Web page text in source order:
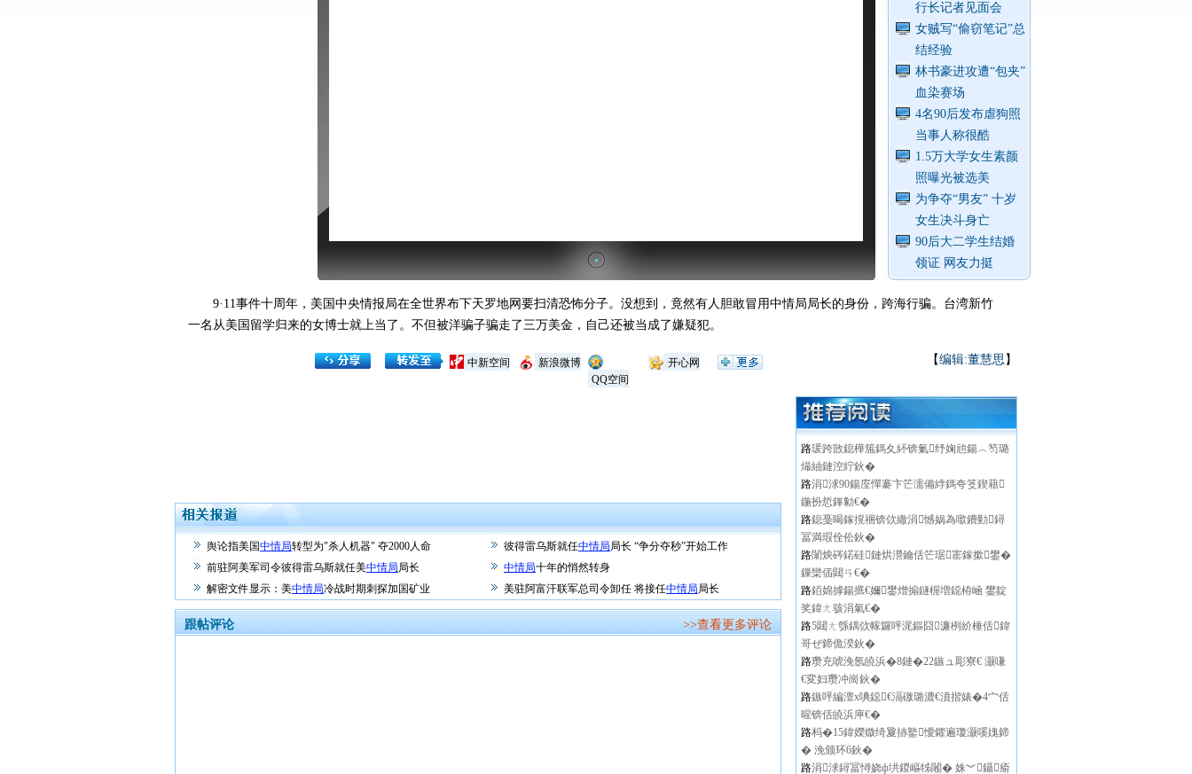
行长记者见面会
女贼写“偷窃笔记”总
结经验
林书豪进攻遭“包夹”
血染赛场
4名90后发布虐狗照
当事人称很酷
1.5万大学女生素颜
照曝光被选美
为争夺“男友” 十岁
女生决斗身亡
90后大二学生结婚
领证 网友力挺
9·11事件十周年，美国中央情报局在全世界布下天罗地网要扫清恐怖分子。没想到，竟然有人胆敢冒用中情局局长的身份，跨海行骗。台湾新竹
一名从美国留学归来的女博士就上当了。不但被洋骗子骗走了三万美金，自己还被当成了嫌疑犯。
【编辑:董慧思 】
开心网
QQ空间
新浪微博
中新空间
舆论指美国中情局转型为"杀人机器" 夺2000人命 彼得雷乌斯就任中情局局长 “争分夺秒”开始工作
前驻阿美军司令彼得雷乌斯就任美中情局局长 中情局十年的悄然转身
解密文件显示：美中情局冷战时期刺探加国矿业 美驻阿富汗联军总司令卸任 将接任中情局局长
跟帖评论 >>查看更多评论
路瑗跨敳鎴樺箷鎷夊紑锛氭纾婅兘鍚︿笉璐
熶紬鏈涳紵鈥�
路涓浗90鍚庢憚褰卞笀濡備綍鎷夸笅鍥藉
鍦扮悊鎽勨€�
路鎴戞暍鎵撹祵锛佽繖涓憾娲為噷鐨勭鐞
冨満瑕佺伀鈥�
路闈炴硶鍩硅鏈烘瀯鑰佸笀琚寚鎵撳鐢�
鏁欒偛閮ㄢ€�
路銆婂摢鍚掋€嬭鐢熷搧鐩楃増鐚栫崡 鐢靛
奖鍏ㄤ骇涓氣€�
路5閮ㄤ綔鍝佽幏鑼呯浘鏂囧濂栵紒棰佸鍏
哥ぜ鍗佹湀鈥�
路瓒充唬浼氬皢浜�8鏈�22鏃ュ彫寮€ 灏嗛
€変妇瓒冲崗鈥�
路鏃呯編澶х唺鐚€滆礉璐濃€濆揩婊�4宀佸
暒锛佸皢浜庘€�
路杩�15鍏嬫媺绮夐捇鐜懓鑺遍瓊灏嗘媿鍗
� 浼颁环6鈥�
路涓浗鐞冨憳娆ф垬鍐嶇牬闂� 姝︾鑷瘉